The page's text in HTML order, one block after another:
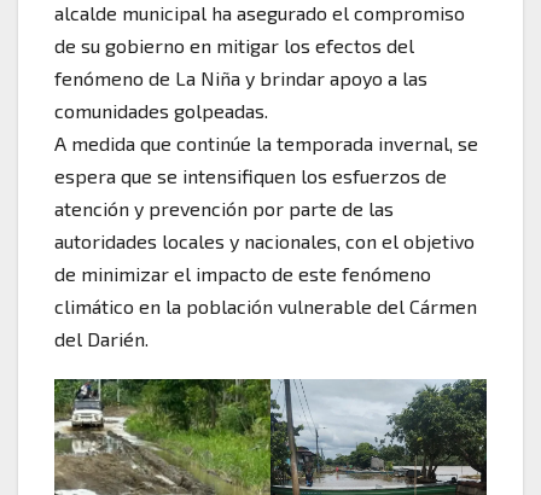
alcalde municipal ha asegurado el compromiso
de su gobierno en mitigar los efectos del
fenómeno de La Niña y brindar apoyo a las
comunidades golpeadas.
A medida que continúe la temporada invernal, se
espera que se intensifiquen los esfuerzos de
atención y prevención por parte de las
autoridades locales y nacionales, con el objetivo
de minimizar el impacto de este fenómeno
climático en la población vulnerable del Cármen
del Darién.